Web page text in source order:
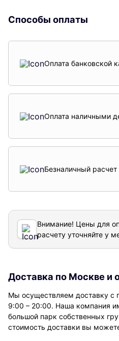
Способы оплаты
Оплата банковской
Оплата наличными
Безналичный расчет
Внимание! Цены для
расчету уточняйте у
Доставка по Москве и
Мы осуществляем доставку с
9:00 – 20:00. Наша компания
большой парк собственных
стоимость доставки вы